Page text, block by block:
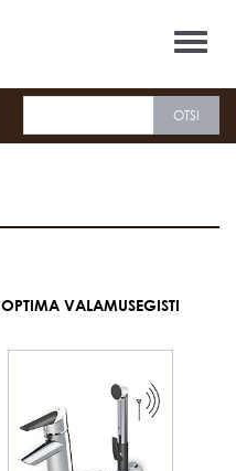
OPTIMA VALAMUSEGISTI